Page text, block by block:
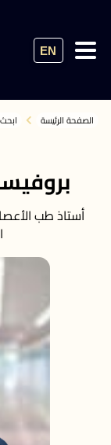
EN
الصفحة الرئيسة
أستاذ طب